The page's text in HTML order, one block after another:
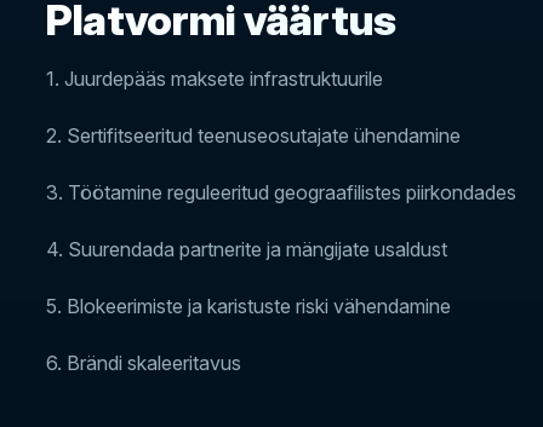
Platvormi väärtus
1. Juurdepääs maksete infrastruktuurile
2. Sertifitseeritud teenuseosutajate ühendamine
3. Töötamine reguleeritud geograafilistes piirkondades
4. Suurendada partnerite ja mängijate usaldust
5. Blokeerimiste ja karistuste riski vähendamine
6. Brändi skaleeritavus